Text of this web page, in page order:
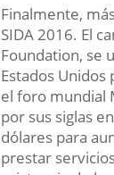
Finalmente,
SIDA 2016. El
Foundation, se
Estados Unidos
el foro mundial
por sus siglas
dólares para
prestar